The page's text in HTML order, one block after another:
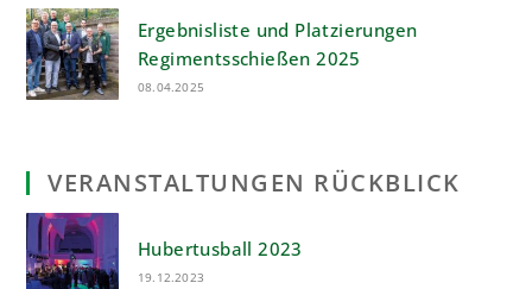
Ergebnisliste und Platzierungen
Regimentsschießen 2025
08.04.2025
VERANSTALTUNGEN RÜCKBLICK
Hubertusball 2023
19.12.2023